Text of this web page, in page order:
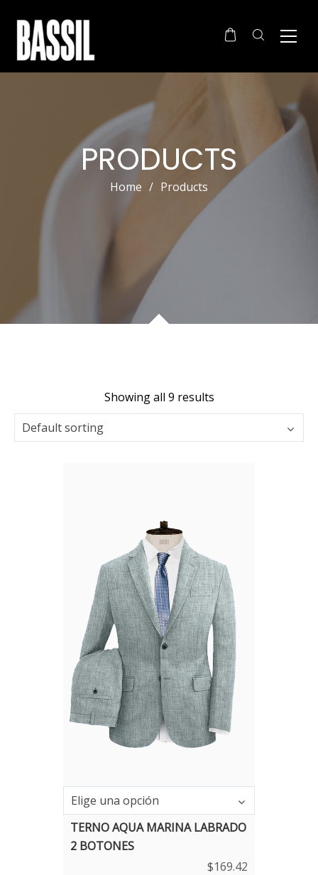
PRODUCTS
Home / Products
Showing all 9 results
Default sorting
Elige una opción
TERNO AQUA MARINA LABRADO
2 BOTONES
$169.42